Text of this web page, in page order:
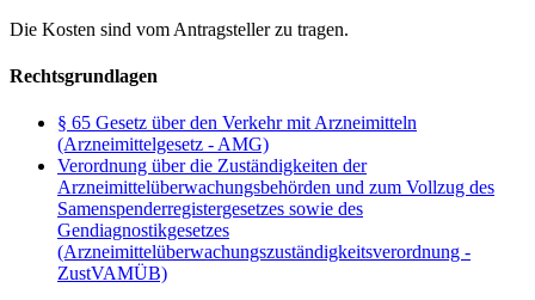
Die Kosten sind vom Antragsteller zu tragen.
Rechtsgrundlagen
§ 65 Gesetz über den Verkehr mit Arzneimitteln
(Arzneimittelgesetz - AMG)
Verordnung über die Zuständigkeiten der
Arzneimittelüberwachungsbehörden und zum Vollzug des
Samenspenderregistergesetzes sowie des
Gendiagnostikgesetzes
(Arzneimittelüberwachungszuständigkeitsverordnung -
ZustVAMÜB)